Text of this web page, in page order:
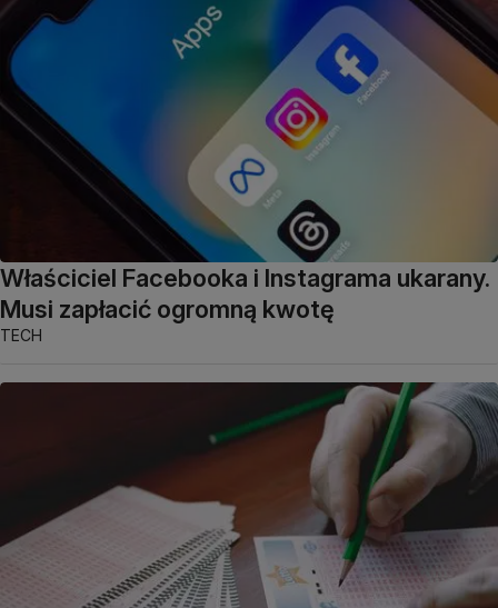
Właściciel Facebooka i Instagrama ukarany.
Musi zapłacić ogromną kwotę
TECH